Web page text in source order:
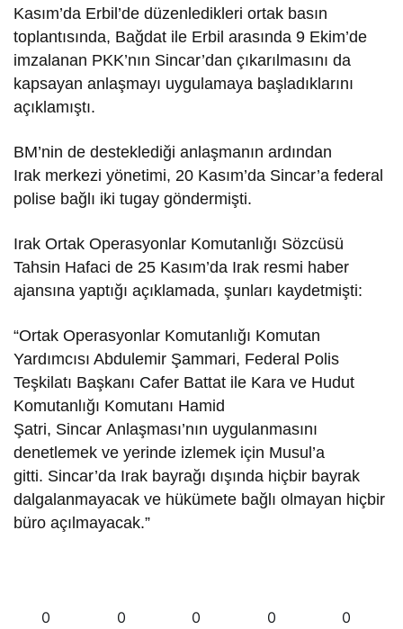
Kasım’da Erbil’de düzenledikleri ortak basın
toplantısında, Bağdat ile Erbil arasında 9 Ekim’de
imzalanan PKK’nın Sincar’dan çıkarılmasını da
kapsayan anlaşmayı uygulamaya başladıklarını
açıklamıştı.
BM’nin de desteklediği anlaşmanın ardından
Irak merkezi yönetimi, 20 Kasım’da Sincar’a federal
polise bağlı iki tugay göndermişti.
Irak Ortak Operasyonlar Komutanlığı Sözcüsü
Tahsin Hafaci de 25 Kasım’da Irak resmi haber
ajansına yaptığı açıklamada, şunları kaydetmişti:
“Ortak Operasyonlar Komutanlığı Komutan
Yardımcısı Abdulemir Şammari, Federal Polis
Teşkilatı Başkanı Cafer Battat ile Kara ve Hudut
Komutanlığı Komutanı Hamid
Şatri, Sincar Anlaşması’nın uygulanmasını
denetlemek ve yerinde izlemek için Musul’a
gitti. Sincar’da Irak bayrağı dışında hiçbir bayrak
dalgalanmayacak ve hükümete bağlı olmayan hiçbir
büro açılmayacak.”
0 0 0 0 0